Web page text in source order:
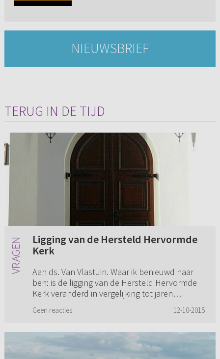
NIEUWSBRIEF
TERUG IN DE TIJD
Ligging van de Hersteld Hervormde
Kerk
Aan ds. Van Vlastuin. Waar ik benieuwd naar
ben: is de ligging van de Hersteld Hervormde
Kerk veranderd in vergelijking tot jaren
Kerk was voor de scheuring?
Geen reacties 12-10-2015